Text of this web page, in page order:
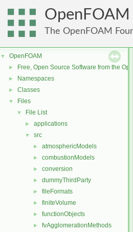
OpenFOAM
The OpenFOAM
▼ OpenFOAM
► Free, Open Source Software from the
► Namespaces
► Classes
▼ Files
▼ File List
► applications
▼ src
► atmosphericModels
► combustionModels
► conversion
► dummyThirdParty
► fileFormats
► finiteVolume
► functionObjects
► fvAgglomerationMethods